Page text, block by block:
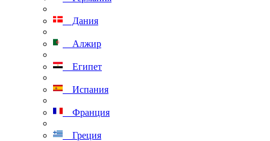
Дания
Алжир
Египет
Испания
Франция
Греция